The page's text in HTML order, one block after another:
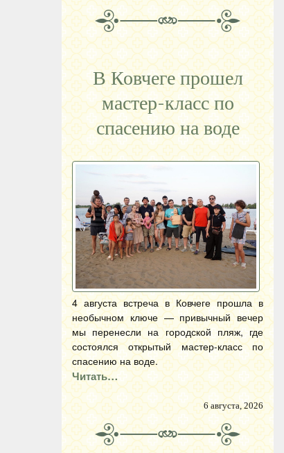
В Ковчеге прошел
мастер-класс по
спасению на воде
4 августа встреча в Ковчеге прошла в
необычном ключе — привычный вечер
мы перенесли на городской пляж, где
состоялся открытый мастер-класс по
спасению на воде.
Читать…
6 августа, 2026